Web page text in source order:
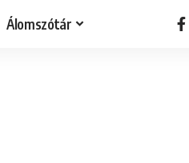
Álomszótár